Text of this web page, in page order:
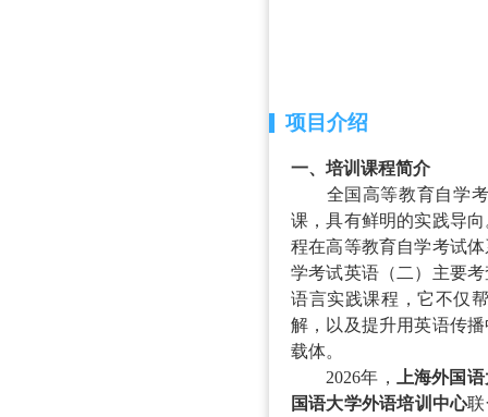
项目介绍
一、培训课程简介
全国高等教育自学
课，具有鲜明的实践导
程在高等教育自学考试
学考试英语（二）主要
语言实践课程，它不仅
解，以及提升用英语传
载体。
2026年，
上海外国
国语大学外语培训中心